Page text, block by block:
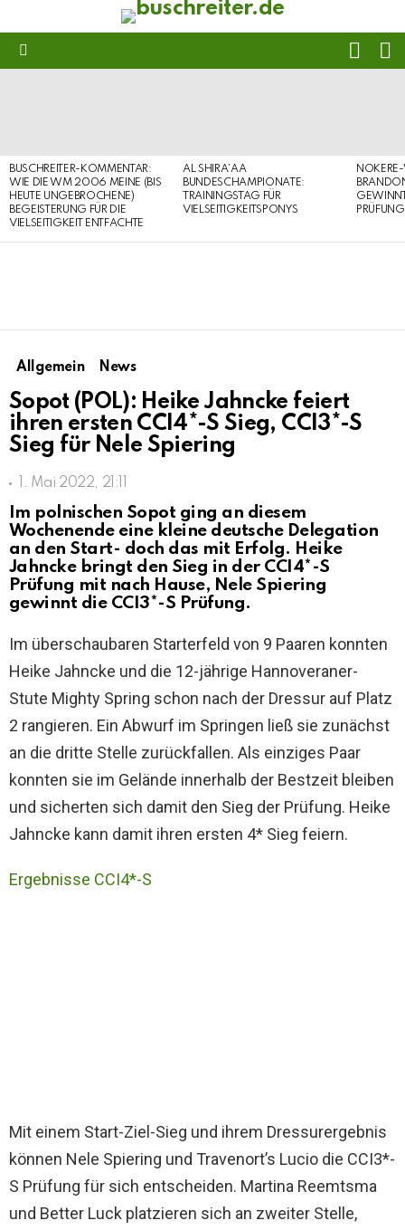
BUSCHREITER-KOMMENTAR:
WIE DIE WM 2006 MEINE (BIS
HEUTE UNGEBROCHENE)
BEGEISTERUNG FÜR DIE
VIELSEITIGKEIT ENTFACHTE
AL SHIRA’AA
BUNDESCHAMPIONATE:
TRAININGSTAG FÜR
VIELSEITIGKEITSPONYS
PRÜFUNG
Allgemein News
Sopot (POL): Heike Jahncke feiert
ihren ersten CCI4*-S Sieg, CCI3*-S
Sieg für Nele Spiering
1. Mai 2022, 21:11
Im polnischen Sopot ging an diesem
Wochenende eine kleine deutsche Delegation
an den Start- doch das mit Erfolg. Heike
Jahncke bringt den Sieg in der CCI4*-S
Prüfung mit nach Hause, Nele Spiering
gewinnt die CCI3*-S Prüfung.
Im überschaubaren Starterfeld von 9 Paaren konnten
Heike Jahncke und die 12-jährige Hannoveraner-
Stute Mighty Spring schon nach der Dressur auf Platz
2 rangieren. Ein Abwurf im Springen ließ sie zunächst
an die dritte Stelle zurückfallen. Als einziges Paar
konnten sie im Gelände innerhalb der Bestzeit bleiben
und sicherten sich damit den Sieg der Prüfung. Heike
Jahncke kann damit ihren ersten 4* Sieg feiern.
Ergebnisse CCI4*-S
Mit einem Start-Ziel-Sieg und ihrem Dressurergebnis
können Nele Spiering und Travenort’s Lucio die CCI3*-
S Prüfung für sich entscheiden. Martina Reemtsma
und Better Luck platzieren sich an zweiter Stelle,